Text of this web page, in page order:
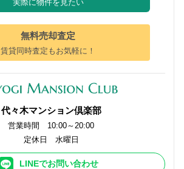
実際に物件を見たい
無料売却査定
賃貸同時査定もお気軽に！
代々木マンション倶楽部
営業時間 10:00～20:00
定休日 水曜日
LINEでお問い合わせ